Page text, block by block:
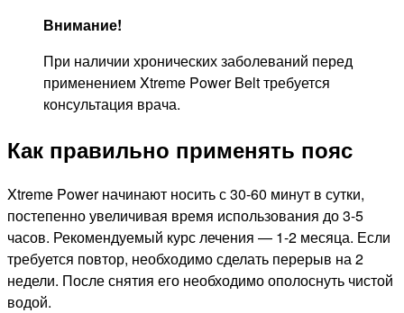
Внимание!
При наличии хронических заболеваний перед
применением Xtreme Power Belt требуется
консультация врача.
Как правильно применять пояс
Xtreme Power начинают носить с 30-60 минут в сутки,
постепенно увеличивая время использования до 3-5
часов. Рекомендуемый курс лечения — 1-2 месяца. Если
требуется повтор, необходимо сделать перерыв на 2
недели. После снятия его необходимо ополоснуть чистой
водой.